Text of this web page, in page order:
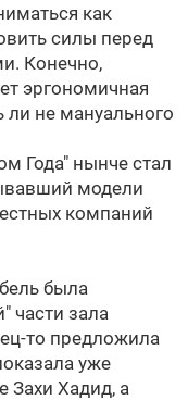
как
силы перед
Конечно,
эргономичная
ли не мануального
Года" нынче стал
модели
компаний
была
части зала
то предложила
уже
Захи Хадид, а